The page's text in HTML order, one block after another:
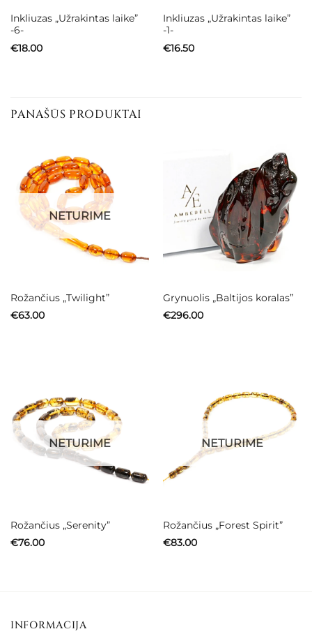
Inkliuzas „Užrakintas laike”
-6-
€18.00
Inkliuzas „Užrakintas laike”
-1-
€16.50
PANAŠŪS PRODUKTAI
NETURIME
Rožančius „Twilight”
€63.00
Grynuolis „Baltijos koralas”
€296.00
NETURIME
Rožančius „Serenity”
€76.00
NETURIME
Rožančius „Forest Spirit”
€83.00
INFORMACIJA